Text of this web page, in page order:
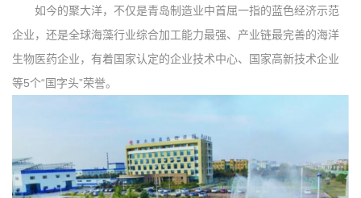
如今的聚大洋，不仅是青岛制造业中首屈一指的蓝色经济示范
企业，还是全球海藻行业综合加工能力最强、产业链最完善的海洋
生物医药企业，有着国家认定的企业技术中心、国家高新技术企业
等5个“国字头”荣誉。